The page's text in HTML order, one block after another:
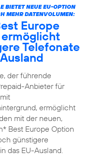
BIETET NEUE EU-OPTION
MEHR DATENVOLUMEN:
Europe
Telefonate
der führende
Anbieter für
ermöglicht
mit der neuen,
Best Europe Option
günstigere
das EU-Ausland.